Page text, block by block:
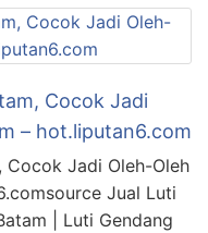
Cocok Jadi
– hot.liputan6.com
Cocok Jadi Oleh-Oleh
Jual Luti
| Luti Gendang